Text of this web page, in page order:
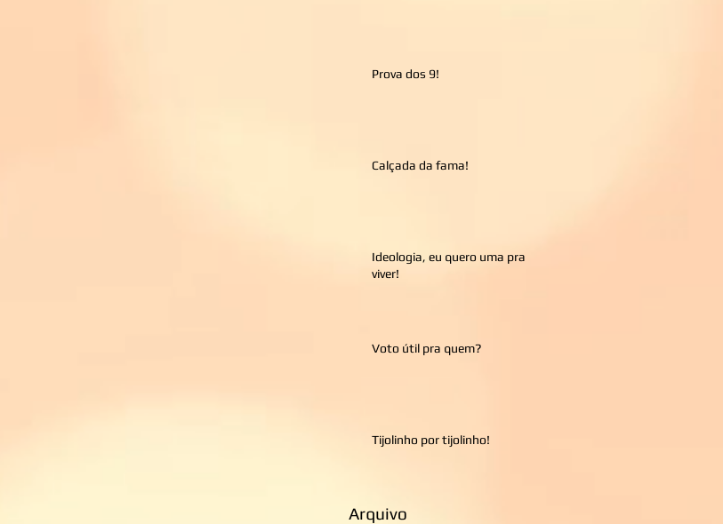
Prova dos 9!
Calçada da fama!
Ideologia, eu quero uma pra
viver!
Voto útil pra quem?
Tijolinho por tijolinho!
Arquivo